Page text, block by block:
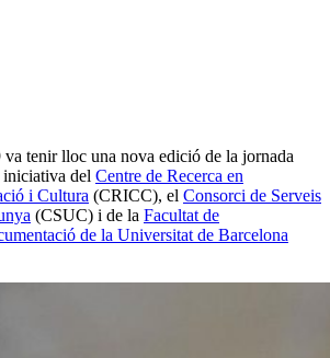
tenir lloc una nova edició de la jornada
iniciativa del Centre de Recerca en
i Cultura (CRICC), el Consorci de Serveis
(CSUC) i de la Facultat de
de la Universitat de Barcelona